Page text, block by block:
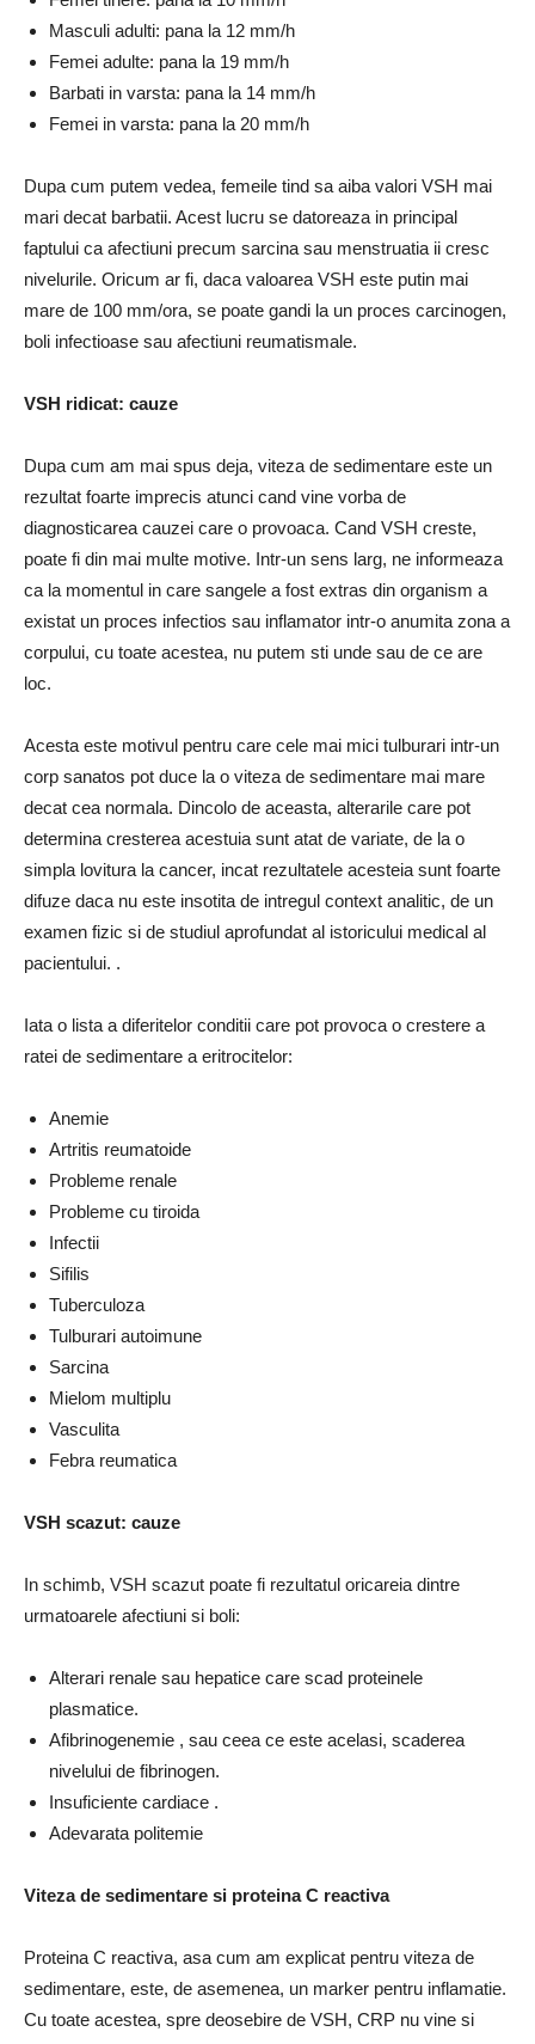
Masculi adulti: pana la 12 mm/h
Femei adulte: pana la 19 mm/h
Barbati in varsta: pana la 14 mm/h
Femei in varsta: pana la 20 mm/h
Dupa cum putem vedea, femeile tind sa aiba valori VSH mai
mari decat barbatii. Acest lucru se datoreaza in principal
faptului ca afectiuni precum sarcina sau menstruatia ii cresc
nivelurile. Oricum ar fi, daca valoarea VSH este putin mai
mare de 100 mm/ora, se poate gandi la un proces carcinogen,
boli infectioase sau afectiuni reumatismale.
VSH ridicat: cauze
Dupa cum am mai spus deja, viteza de sedimentare este un
rezultat foarte imprecis atunci cand vine vorba de
diagnosticarea cauzei care o provoaca. Cand VSH creste,
poate fi din mai multe motive. Intr-un sens larg, ne informeaza
ca la momentul in care sangele a fost extras din organism a
existat un proces infectios sau inflamator intr-o anumita zona a
corpului, cu toate acestea, nu putem sti unde sau de ce are
loc.
Acesta este motivul pentru care cele mai mici tulburari intr-un
corp sanatos pot duce la o viteza de sedimentare mai mare
decat cea normala. Dincolo de aceasta, alterarile care pot
determina cresterea acestuia sunt atat de variate, de la o
simpla lovitura la cancer, incat rezultatele acesteia sunt foarte
difuze daca nu este insotita de intregul context analitic, de un
examen fizic si de studiul aprofundat al istoricului medical al
pacientului. .
Iata o lista a diferitelor conditii care pot provoca o crestere a
ratei de sedimentare a eritrocitelor:
Anemie
Artritis reumatoide
Probleme renale
Probleme cu tiroida
Infectii
Sifilis
Tuberculoza
Tulburari autoimune
Sarcina
Mielom multiplu
Vasculita
Febra reumatica
VSH scazut: cauze
In schimb, VSH scazut poate fi rezultatul oricareia dintre
urmatoarele afectiuni si boli:
Alterari renale sau hepatice care scad proteinele
plasmatice.
Afibrinogenemie , sau ceea ce este acelasi, scaderea
nivelului de fibrinogen.
Insuficiente cardiace .
Adevarata politemie
Viteza de sedimentare si proteina C reactiva
Proteina C reactiva, asa cum am explicat pentru viteza de
sedimentare, este, de asemenea, un marker pentru inflamatie.
Cu toate acestea, spre deosebire de VSH, CRP nu vine si